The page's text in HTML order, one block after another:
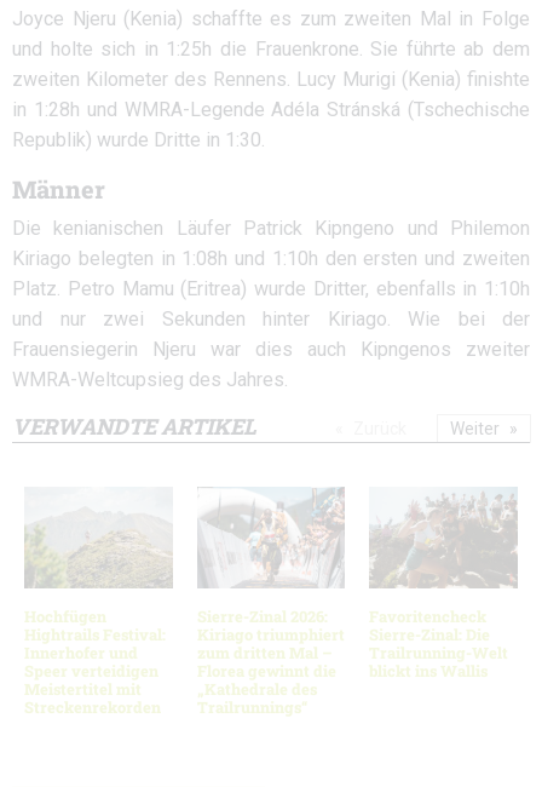
Joyce Njeru (Kenia) schaffte es zum zweiten Mal in Folge
und holte sich in 1:25h die Frauenkrone. Sie führte ab dem
zweiten Kilometer des Rennens. Lucy Murigi (Kenia) finishte
in 1:28h und WMRA-Legende Adéla Stránská (Tschechische
Republik) wurde Dritte in 1:30.
Männer
Die kenianischen Läufer Patrick Kipngeno und Philemon
Kiriago belegten in 1:08h und 1:10h den ersten und zweiten
Platz. Petro Mamu (Eritrea) wurde Dritter, ebenfalls in 1:10h
und nur zwei Sekunden hinter Kiriago. Wie bei der
Frauensiegerin Njeru war dies auch Kipngenos zweiter
WMRA-Weltcupsieg des Jahres.
VERWANDTE ARTIKEL
Hochfügen
Hightrails Festival:
Innerhofer und
Speer verteidigen
Meistertitel mit
Streckenrekorden
Sierre-Zinal 2026:
Kiriago triumphiert
zum dritten Mal –
Florea gewinnt die
„Kathedrale des
Trailrunnings“
Favoritencheck
Sierre-Zinal: Die
Trailrunning-Welt
blickt ins Wallis
Weiter